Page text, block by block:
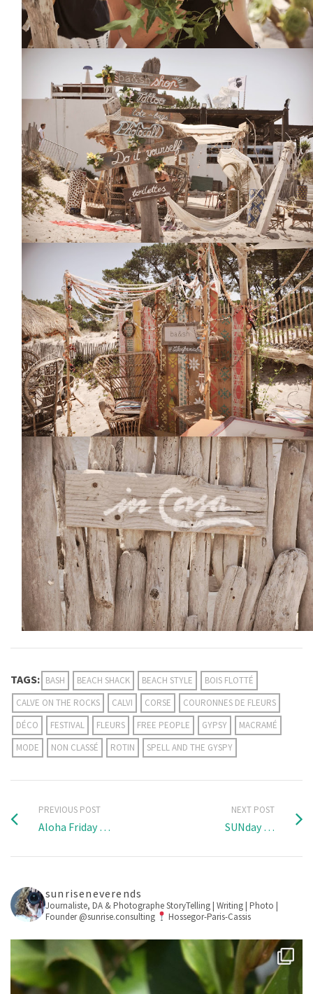
TAGS: BASH BEACH SHACK BEACH STYLE
BOIS FLOTTÉ
CALVE ON THE ROCKS
CALVI CORSE
COURONNES DE FLEURS
DÉCO
FESTIVAL FLEURS FREE PEOPLE GYPSY
MACRAMÉ
MODE
NON CLASSÉ ROTIN SPELL AND THE GYSPY
PREVIOUS POST
Aloha Friday …
NEXT POST
SUNday …
sunriseneverends
Journaliste, DA & PhotographeStoryTelling | Writing | Photo |
Founder @sunrise.consulting
Hossegor-Paris-Cassis